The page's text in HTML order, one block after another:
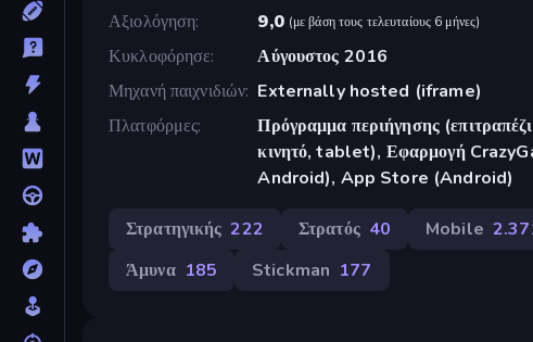
Αξιολόγηση
9,0 (με βάση τους τελευταίους 6 μήνες)
Κυκλοφόρησε
Αύγουστος 2016
Μηχανή παιχνιδιών Externally hosted (iframe)
Πλατφόρμες
Πρόγραμμα περιήγησης
κινητό, tablet), Εφαρμογή
Android), App Store (Android)
Στρατηγικής 222 Στρατός 40 Mobile
Άμυνα 185 Stickman 177